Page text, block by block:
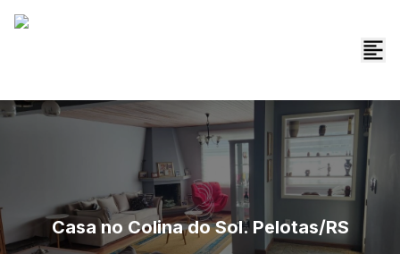
Casa no Colina do Sol. Pelotas/RS